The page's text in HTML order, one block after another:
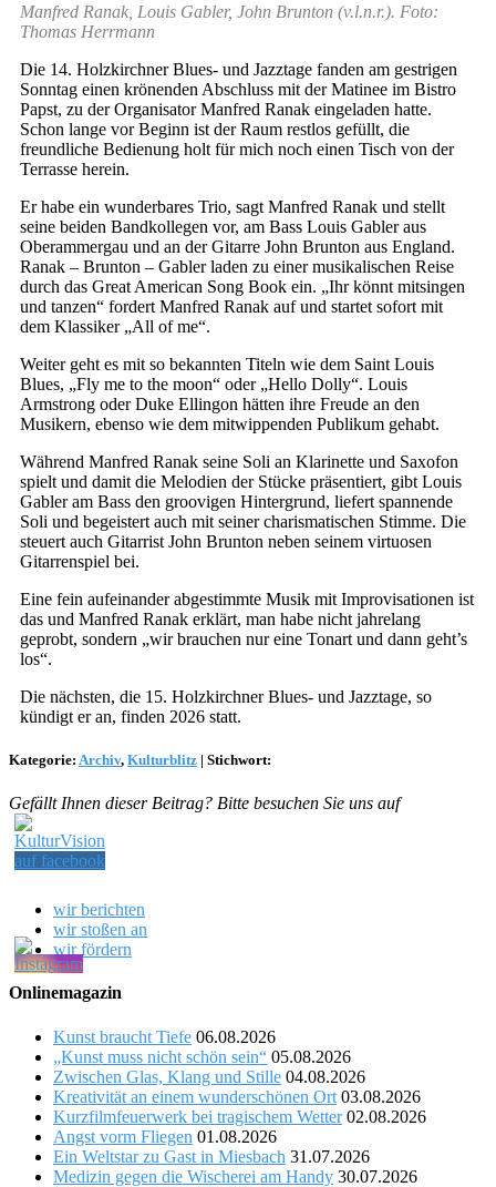
Manfred Ranak, Louis Gabler, John Brunton (v.l.n.r.). Foto:
Thomas Herrmann
Die 14. Holzkirchner Blues- und Jazztage fanden am gestrigen
Sonntag einen krönenden Abschluss mit der Matinee im Bistro
Papst, zu der Organisator Manfred Ranak eingeladen hatte.
Schon lange vor Beginn ist der Raum restlos gefüllt, die
freundliche Bedienung holt für mich noch einen Tisch von der
Terrasse herein.
Er habe ein wunderbares Trio, sagt Manfred Ranak und stellt
seine beiden Bandkollegen vor, am Bass Louis Gabler aus
Oberammergau und an der Gitarre John Brunton aus England.
Ranak – Brunton – Gabler laden zu einer musikalischen Reise
durch das Great American Song Book ein. „Ihr könnt mitsingen
und tanzen“ fordert Manfred Ranak auf und startet sofort mit
dem Klassiker „All of me“.
Weiter geht es mit so bekannten Titeln wie dem Saint Louis
Blues, „Fly me to the moon“ oder „Hello Dolly“. Louis
Armstrong oder Duke Ellingon hätten ihre Freude an den
Musikern, ebenso wie dem mitwippenden Publikum gehabt.
Während Manfred Ranak seine Soli an Klarinette und Saxofon
spielt und damit die Melodien der Stücke präsentiert, gibt Louis
Gabler am Bass den groovigen Hintergrund, liefert spannende
Soli und begeistert auch mit seiner charismatischen Stimme. Die
steuert auch Gitarrist John Brunton neben seinem virtuosen
Gitarrenspiel bei.
Eine fein aufeinander abgestimmte Musik mit Improvisationen ist
das und Manfred Ranak erklärt, man habe nicht jahrelang
geprobt, sondern „wir brauchen nur eine Tonart und dann geht’s
los“.
Die nächsten, die 15. Holzkirchner Blues- und Jazztage, so
kündigt er an, finden 2026 statt.
Kategorie: Archiv, Kulturblitz | Stichwort:
Gefällt Ihnen dieser Beitrag? Bitte besuchen Sie uns auf
wir berichten
wir stoßen an
wir fördern
Onlinemagazin
Kunst braucht Tiefe 06.08.2026
„Kunst muss nicht schön sein“ 05.08.2026
Zwischen Glas, Klang und Stille 04.08.2026
Kreativität an einem wunderschönen Ort 03.08.2026
Kurzfilmfeuerwerk bei tragischem Wetter 02.08.2026
Angst vorm Fliegen 01.08.2026
Ein Weltstar zu Gast in Miesbach 31.07.2026
Medizin gegen die Wischerei am Handy 30.07.2026